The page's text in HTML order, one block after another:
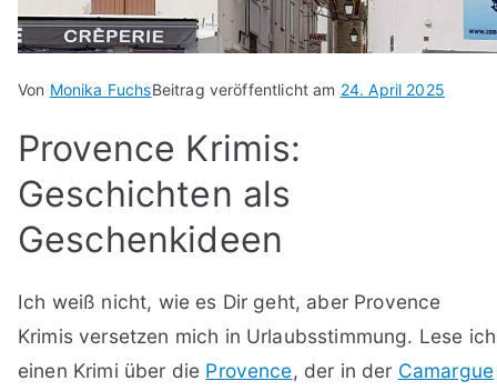
Von Monika FuchsBeitrag veröffentlicht am 24. April 2025
Provence Krimis:
Geschichten als
Geschenkideen
Ich weiß nicht, wie es Dir geht, aber Provence
Krimis versetzen mich in Urlaubsstimmung. Lese ich
einen Krimi über die Provence, der in der Camargue